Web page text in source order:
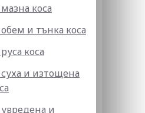
коса
и тънка коса
коса
суха и изтощена
и